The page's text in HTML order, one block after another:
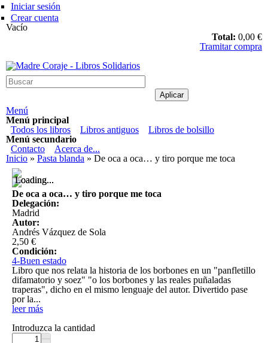
Pasar al contenido principal
Iniciar sesión
Crear cuenta
Vacío
Total: 0,00 €
Tramitar compra
Madre Coraje - Libros Solidarios
Menú
Menú principal
Todos los libros
Libros antiguos
Libros de bolsillo
Menú secundario
Contacto
Acerca de...
Usted está aquí
Inicio » Pasta blanda » De oca a oca… y tiro porque me toca
Loading...
Loading...
De oca a oca… y tiro porque me toca
Delegación:
Madrid
Autor:
Andrés Vázquez de Sola
2,50 €
Condición:
4-Buen estado
Libro que nos relata la historia de los borbones en un "panfletillo
difamatorio y soez" "o los borbones y las reales puñaladas
traperas", dicho en el mismo lenguaje del autor. Divertido pase
por la...
leer más
Introduzca la cantidad